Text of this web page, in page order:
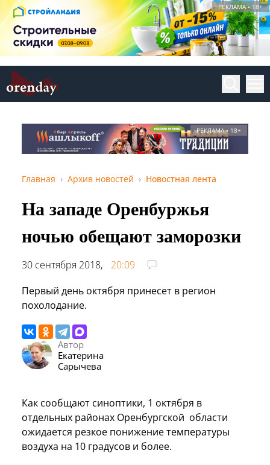
РЕКЛАМА • 18+
РЕКЛАМА • 18+
Главная Архив новостей Новостная лента
На западе Оренбуржья
ночью обещают заморозки
30 сентября 2018,
20:09
Первый день октября принесет в регион
похолодание.
Автор
Екатерина
Сарычева
Как сообщают синоптики, 1 октября в
отдельных районах Оренбургской области
ожидается резкое понижение температуры
воздуха на 10 градусов и более.